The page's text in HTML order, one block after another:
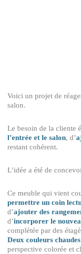
Voici un projet de
salon.
Le besoin de la cliente
l’entrée et le salon, d’
restant cohérent.
L’idée a été de
Ce meuble qui vient
permettre un coin
d’ajouter des
d’incorporer le
complétée par des
Deux couleurs chaudes
perspective colorée et